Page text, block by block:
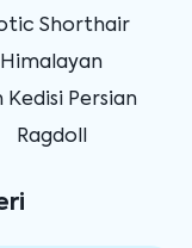
Shorthair
Himalayan
Kedisi Persian
Ragdoll